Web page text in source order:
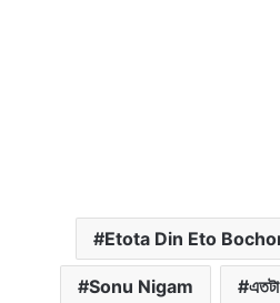
Etota Din Eto
Sonu Nigam